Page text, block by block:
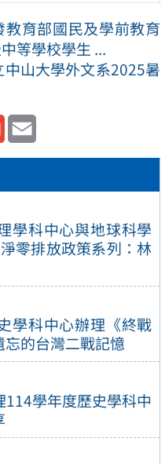
學科中心與地球科學
零排放政策系列：林
學科中心辦理《終戰
的台灣二戰記憶
學年度歷史學科中
教育部國民及學前教育
等學校學生 ...
中山大學外文系2025暑
Gmail